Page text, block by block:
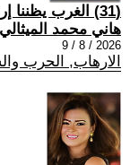
(31) الغرب يظننا إرهابيين ونحن نكفر بعضنا !!
هاني محمد الميثالي
2026 / 8 / 9
الارهاب, الحرب